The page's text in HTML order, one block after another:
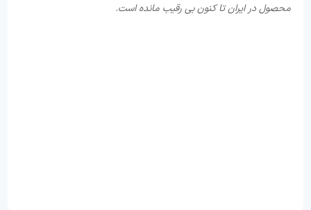
محصول در ایران تا کنون بی رقیب مانده است.